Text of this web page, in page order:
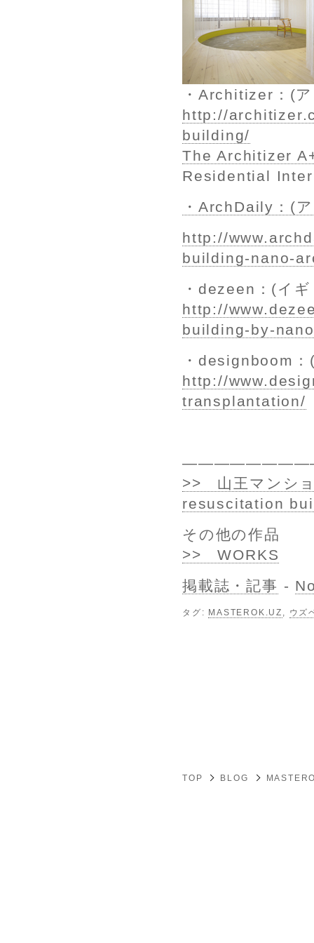
・Architizer：(
http://
building/
The Architizer
Residential
・ArchDaily：(
http://
building-nano-
・dezeen：(イ
http://
building-by-
・designboom
http://
transplantation/
>> 山王マンシ
resuscitation
その他の作品
>> WORKS
掲載誌・記事 -
タグ: MASTEROK.UZ , ウズ
TOP BLOG